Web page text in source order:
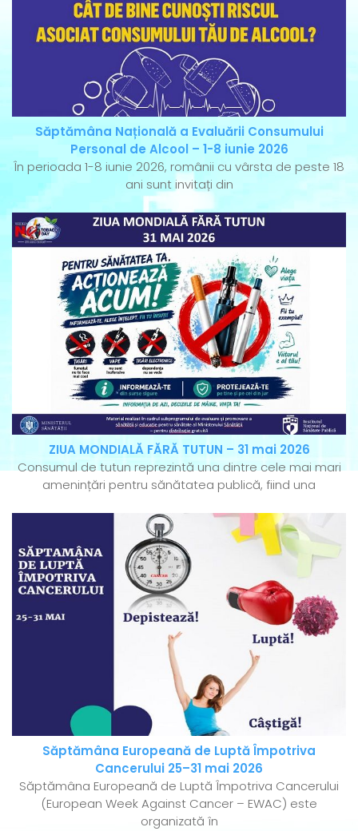
Săptămâna Națională a Evaluării Consumului
Personal de Alcool – 1-8 iunie 2026
În perioada 1-8 iunie 2026, românii cu vârsta de peste 18
ani sunt invitați din
ZIUA MONDIALĂ FĂRĂ TUTUN – 31 mai 2026
Consumul de tutun reprezintă una dintre cele mai mari
amenințări pentru sănătatea publică, fiind una
Săptămâna Europeană de Luptă Împotriva
Cancerului 25–31 mai 2026
Săptămâna Europeană de Luptă Împotriva Cancerului
(European Week Against Cancer – EWAC) este
organizată în